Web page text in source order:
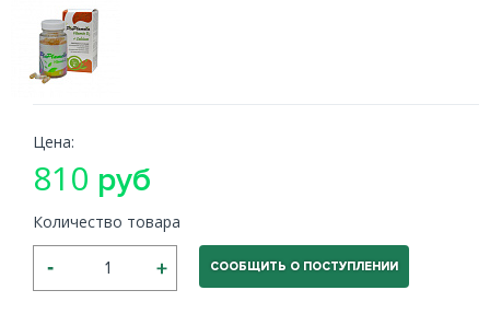
Цена:
810 руб
Количество товара
СООБЩИТЬ О ПОСТУПЛЕНИИ